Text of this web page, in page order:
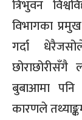
त्रिभुवन
विभागका
गर्दा
बुबाआमा
कारणले